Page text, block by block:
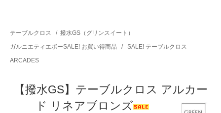
テーブルクロス / 撥水GS（グリンスイート）
ガルニエティエボーSALE! お買い得商品
/ SALE! テーブルクロス
ARCADES
【撥水GS】テーブルクロス アルカー
ド リネアブロンズ